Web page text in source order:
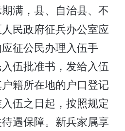
满，县、自治县、不
民政府征兵办公室应
征公民办理入伍手
伍批准书，发给入伍
籍所在地的户口登记
伍之日起，按照规定
遇保障。新兵家属享